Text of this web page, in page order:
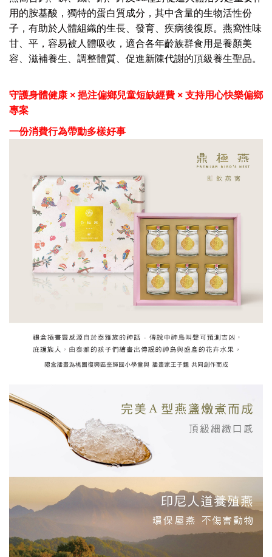
用的胺基酸，獨特的蛋白質成分，其中含量的生物活性份
子，有助於人體組織的生長、發育、疾病後復原。燕窩性味
甘、平，容易被人體吸收，適合各年齡族群食用是養顏美
容、滋補養生、調整體質、促進新陳代謝的頂級養生聖品。
守護身體健康 × 挹注偏鄉兒童短缺經費 × 支持用心快樂偏鄉
專案
一份消費行為帶動多樣好事